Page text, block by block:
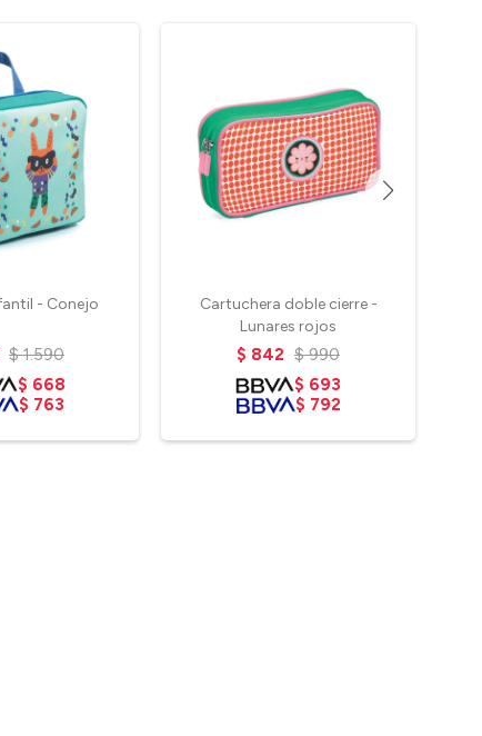
- Conejo
$ 1.590
$ 668
$ 763
Cartuchera doble cierre -
Lunares rojos
$ 842 $ 990
$ 693
$ 792